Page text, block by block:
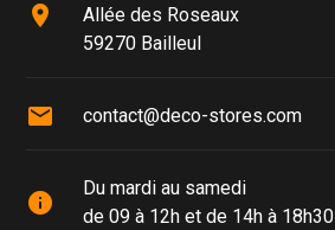
place
Allée des Roseaux
59270 Bailleul
mail contact@deco-stores.com
info
Du mardi au samedi
de 09 à 12h et de 14h à 18h30